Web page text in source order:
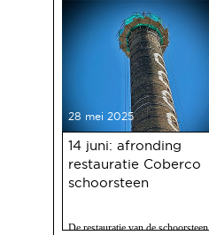
28 mei 2025
14 juni: afronding
restauratie Coberco
schoorsteen
De restauratie van de schoorsteen